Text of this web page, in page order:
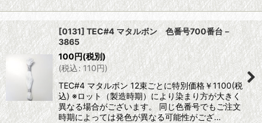
[0131] TEC#4 マタルボン 色番号700番台－
3865
100円(税別)
(税込: 110円)
TEC#4 マタルボン 12束ごとに特別価格￥1100(税
込) ※ロット（製造時期）により染まり方が大きく
異なる場合がございます。 同じ色番号でもご注文
時期によっては発色が異なる可能性がござ…